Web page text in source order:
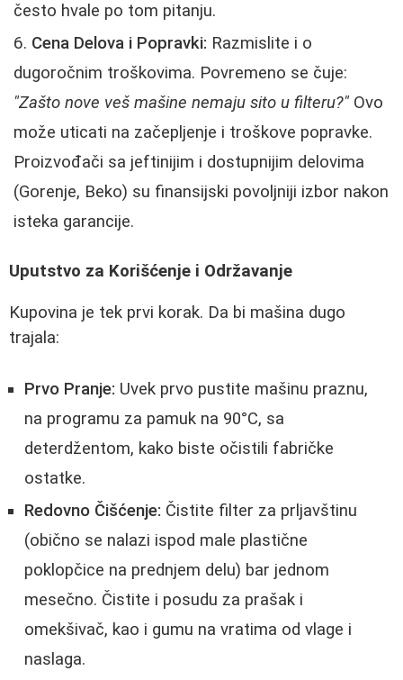
često hvale po tom pitanju.
Cena Delova i Popravki: Razmislite i o
dugoročnim troškovima. Povremeno se čuje:
"Zašto nove veš mašine nemaju sito u filteru?" Ovo
može uticati na začepljenje i troškove popravke.
Proizvođači sa jeftinijim i dostupnijim delovima
(Gorenje, Beko) su finansijski povoljniji izbor nakon
isteka garancije.
Uputstvo za Korišćenje i Održavanje
Kupovina je tek prvi korak. Da bi mašina dugo
trajala:
Prvo Pranje: Uvek prvo pustite mašinu praznu,
na programu za pamuk na 90°C, sa
deterdžentom, kako biste očistili fabričke
ostatke.
Redovno Čišćenje: Čistite filter za prljavštinu
(obično se nalazi ispod male plastične
poklopčice na prednjem delu) bar jednom
mesečno. Čistite i posudu za prašak i
omekšivač, kao i gumu na vratima od vlage i
naslaga.